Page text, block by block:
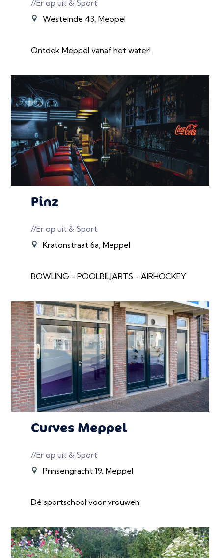
//Er op uit & Sport
Westeinde 43, Meppel
Ontdek Meppel vanaf het water!
Pinz
//Er op uit & Sport
Kratonstraat 6a, Meppel
BOWLING - POOLBILJARTS - AIRHOCKEY
Curves Meppel
//Er op uit & Sport
Prinsengracht 19, Meppel
Dé sportschool voor vrouwen.